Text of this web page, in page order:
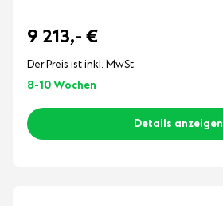
9 213,- €
Der Preis ist inkl. MwSt.
8-10 Wochen
Details anzeigen